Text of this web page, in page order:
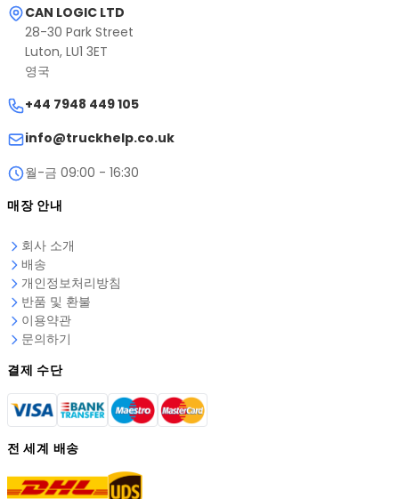
본사 (영국)
당사의 장치는 전 세계 수만 대의 트럭에 설치되어 있습니다.
높은 품질 표준
모든 장치는 출시 전에 테스트됩니다.
신속한 개발 및 지원
습니다.
실제 현장에서의 신뢰성
당사의 솔루션은 트럭에서 직접 개발 및 테스트됩니다.
여러 단계를 거칩니다.
트럭 전자 시스템 분석
CAN 네트워크, 제어 장치 및 진단 프로토콜의 아키텍처 연구.
엔지니어링 개발
장치 안정성 및 알고리즘 정확도 테스트.
실제 트럭 테스트
품질 관리
각 장치 출시 전 최종 검사.
CAN LOGIC LTD
28-30 Park Street
Luton, LU1 3ET
영국
+44 7948 449 105
info@truckhelp.co.uk
월-금 09:00 - 16:30
매장 안내
회사 소개
배송
개인정보처리방침
반품 및 환불
이용약관
문의하기
결제 수단
전 세계 배송